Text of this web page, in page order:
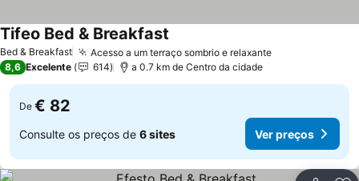
Bed & Breakfast Acesso a um terraço sombrio e relaxanteVer preços
Tifeo Bed & Breakfast
8,6 Excelente 614 a 0.7 km de Centro da cidade
De € 82
Consulte os preços de 6 sites Ver preços